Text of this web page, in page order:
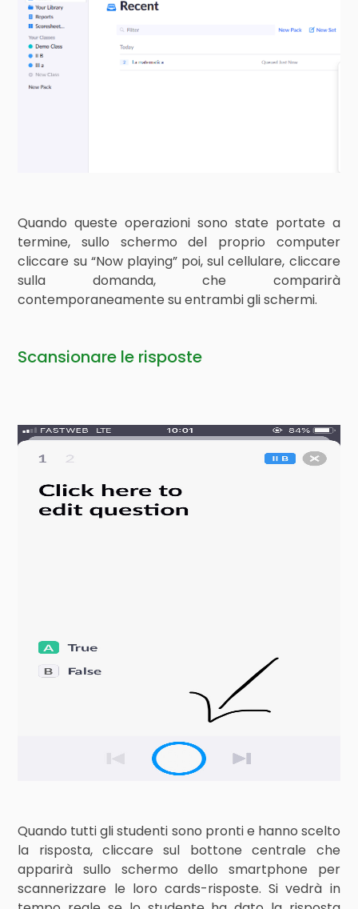
Quando queste operazioni sono state portate a
termine, sullo schermo del proprio computer
cliccare su “Now playing” poi, sul cellulare, cliccare
sulla domanda, che comparirà
contemporaneamente su entrambi gli schermi.
Scansionare le risposte
Quando tutti gli studenti sono pronti e hanno scelto
la risposta, cliccare sul bottone centrale che
apparirà sullo schermo dello smartphone per
scannerizzare le loro cards-risposte. Si vedrà in